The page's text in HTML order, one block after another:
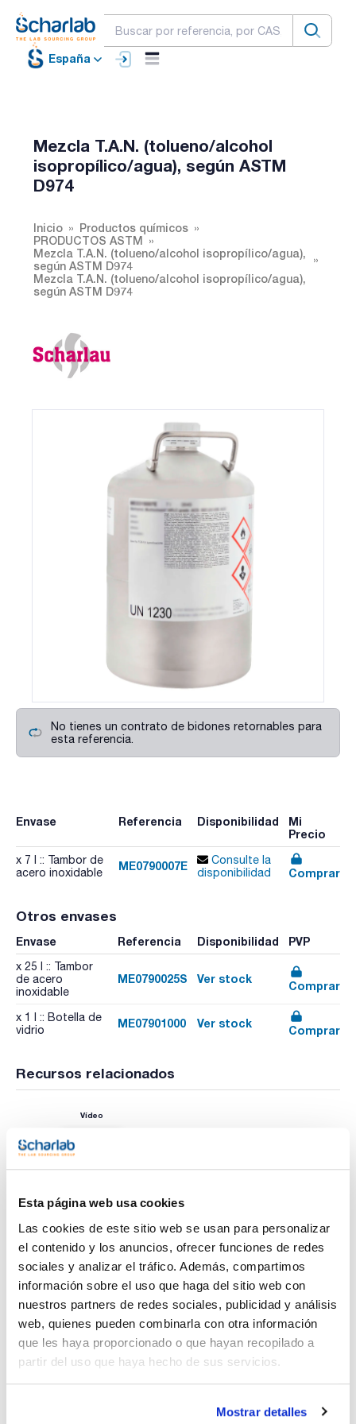
Esta página web usa cookies
Las cookies de este sitio web se usan para personalizar
el contenido y los anuncios, ofrecer funciones de redes
sociales y analizar el tráfico. Además, compartimos
información sobre el uso que haga del sitio web con
nuestros partners de redes sociales, publicidad y análisis
web, quienes pueden combinarla con otra información
que les haya proporcionado o que hayan recopilado a
partir del uso que haya hecho de sus servicios.
Mostrar detalles
España
Mezcla T.A.N. (tolueno/alcohol
isopropílico/agua), según ASTM
D974
Inicio
Productos químicos
PRODUCTOS ASTM
Mezcla T.A.N. (tolueno/alcohol isopropílico/agua),
según ASTM D974
Mezcla T.A.N. (tolueno/alcohol isopropílico/agua),
según ASTM D974
No tienes un contrato de bidones retornables para
esta referencia.
Envase Referencia Disponibilidad
Mi
Precio
x 7 l :: Tambor de
acero inoxidable
ME0790007E
Consulte la
disponibilidad
Comprar
Otros envases
Envase Referencia Disponibilidad PVP
x 25 l :: Tambor
de acero
inoxidable
ME0790025S Ver stock
Comprar
x 1 l :: Botella de
vidrio
ME07901000 Ver stock
Comprar
Recursos relacionados
Vídeo
Imprimir ficha de